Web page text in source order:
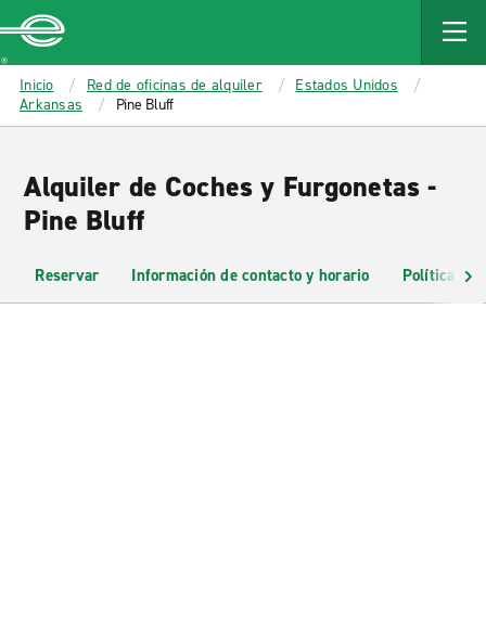
MAIN
CONTENT
Enterprise
Inicio Red de oficinas de alquiler
Estados Unidos
Arkansas
Pine Bluff
Alquiler de Coches y Furgonetas -
Pine Bluff
Reservar Información de contacto y horario Políticas